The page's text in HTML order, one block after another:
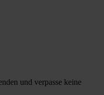
und verpasse keine